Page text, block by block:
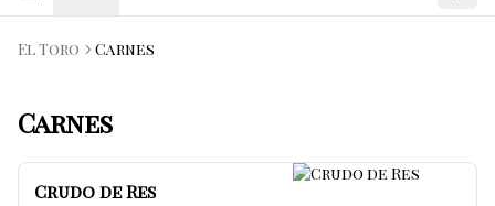
El Toro Carnes
Carnes
Crudo de Res